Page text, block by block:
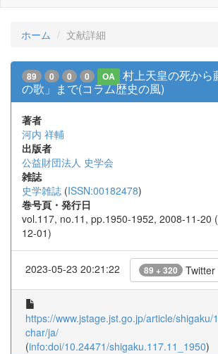
ホーム 文献詳細
89 0 0 0 OA
村上天皇の死から
の歌」まで(コラム歴史の風)
著者
河内 祥輔
出版者
公益財団法人 史学会
雑誌
史学雑誌 (ISSN:00182478)
巻号頁・発行日
vol.117, no.11, pp.1950-1952, 2008-11-20
12-01)
2023-05-23 20:21:22 89 + 320 Twitter
https://www.jstage.jst.go.jp/article/
char/ja/
(info:doi/10.24471/shigaku.117.11_1950)